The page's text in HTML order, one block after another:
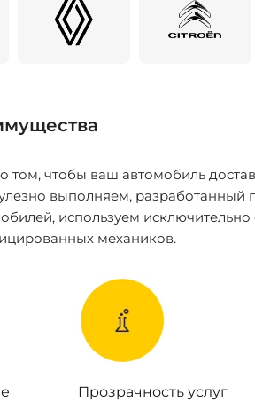
том, чтобы ваш автомобиль
выполняем, разработанный
используем
механиков.
Прозрачность услуг